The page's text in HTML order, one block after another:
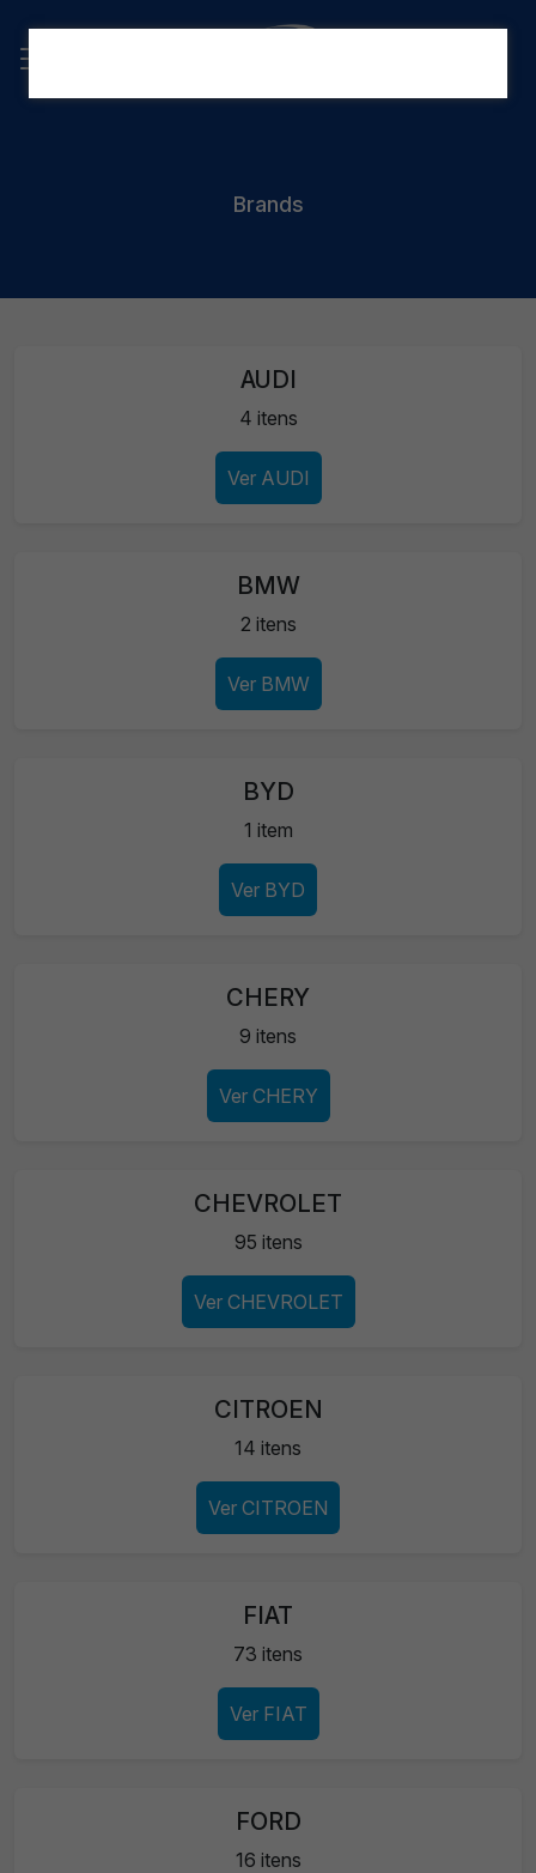
Brands
AUDI
4 itens
Ver AUDI
BMW
2 itens
Ver BMW
BYD
1 item
Ver BYD
CHERY
9 itens
Ver CHERY
CHEVROLET
95 itens
Ver CHEVROLET
CITROEN
14 itens
Ver CITROEN
FIAT
73 itens
Ver FIAT
FORD
16 itens